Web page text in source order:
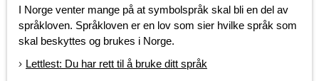
I Norge venter mange på at symbols­pråk skal bli en del av
språkloven. Språkloven er en lov som sier hvilke språk som
skal beskyttes og brukes i Norge.
Lettlest: Du har rett til å bruke ditt språk